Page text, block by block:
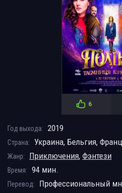
6
Год выхода: 2019
Страна: Украина, Бельгия,
Жанр: Приключения, Фэнтези
Время: 94 мин.
Перевод: Профессиональный